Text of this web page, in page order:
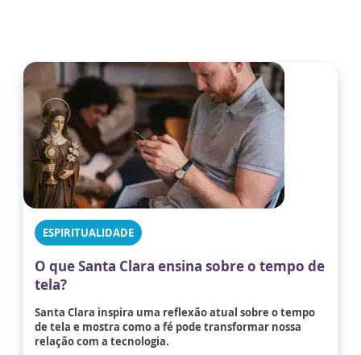
ESPIRITUALIDADE
O que Santa Clara ensina sobre o tempo de
tela?
Santa Clara inspira uma reflexão atual sobre o tempo
de tela e mostra como a fé pode transformar nossa
relação com a tecnologia.